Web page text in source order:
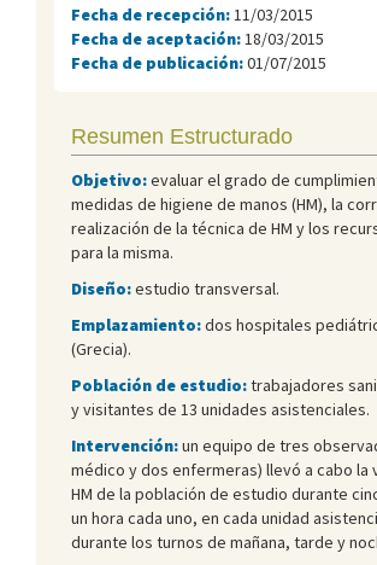
Fecha de recepción: 11/03/2015
Fecha de aceptación: 18/03/2015
Fecha de publicación:01/07/2015
Resumen Estructurado
Objetivo:evaluar el grado de
medidas de higiene de manos (HM), la
realización de la técnica de HM y los
para la misma.
Diseño:estudio transversal.
Emplazamiento:dos hospitales
(Grecia).
Población de estudio:trabajadores
y visitantes de 13 unidades asistenciales.
Intervención:un equipo de tres
médico y dos enfermeras) llevó a cabo la
HM de la población de estudio durante
un hora cada uno, en cada unidad
durante los turnos de mañana, tarde y